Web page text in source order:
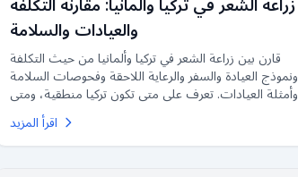
زراعة الشعر في تركيا وألمانيا: مقارنة التكلفة
والعيادات والسلامة
قارن بين زراعة الشعر في تركيا وألمانيا من حيث التكلفة
ونموذج العيادة والسفر والرعاية اللاحقة وفحوصات السلامة
وأمثلة العيادات. تعرف على متى تكون تركيا منطقية، ومتى
قد تكون الإقامة في ألمانيا أفضل، وما الذي يجب على
اقرأ المزيد